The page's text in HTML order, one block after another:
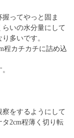
ってやっと固ま
いの水分量にして
多いです。
程カチカチに詰め込
をするようにして
2cm程薄く切り転